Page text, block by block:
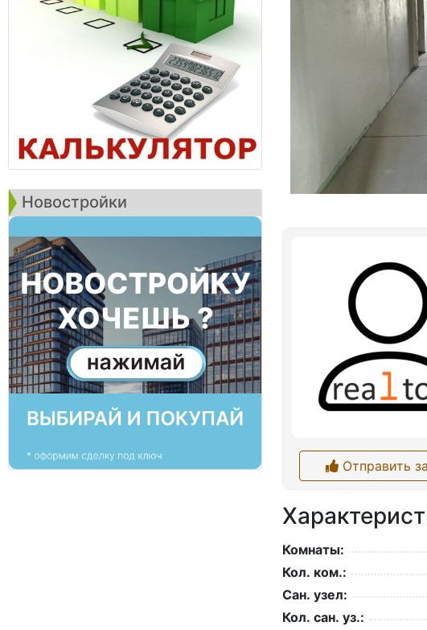
Новостройки
Отправить
Комнаты:
Кол. ком.:
Сан. узел:
Кол. сан. уз.: